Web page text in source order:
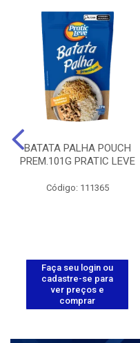
BATATA PALHA POUCH
PREM.101G PRATIC LEVE
Código: 111365
Faça seu login ou
cadastre-se para
ver preços e
comprar